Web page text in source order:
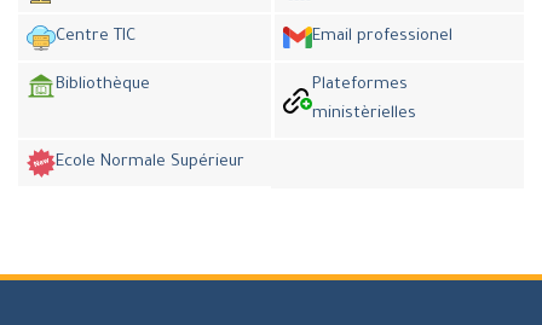
Centre TIC Email professionel
Bibliothèque
Plateformes
ministèrielles
Ecole Normale Supérieur